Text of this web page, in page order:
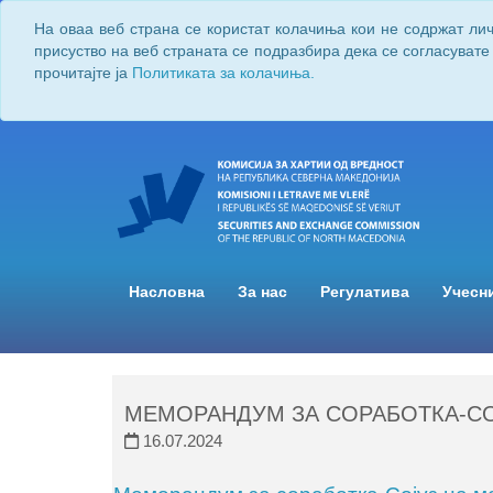
На оваа веб страна се користат колачиња кои не содржат
присуство на веб страната се подразбира дека се
прочитајте ја Политиката за колачиња.
Насловна За нас Регулатива
МЕМОРАНДУМ ЗА СОРАБОТКА-
16.07.2024